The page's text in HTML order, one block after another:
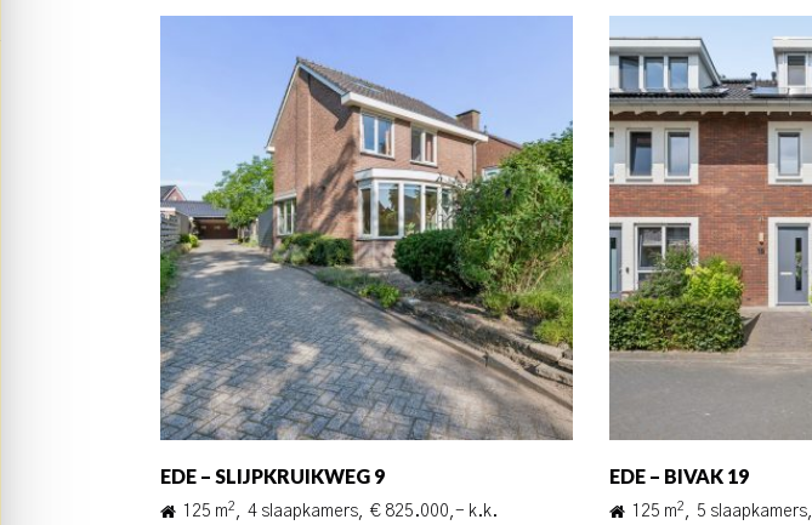
EDE – SLIJPKRUIKWEG 9
125 m2 , 4 slaapkamers, € 825.000,- k.k.
EDE – BIVAK 19
125 m2 , 5 slaapkamers,